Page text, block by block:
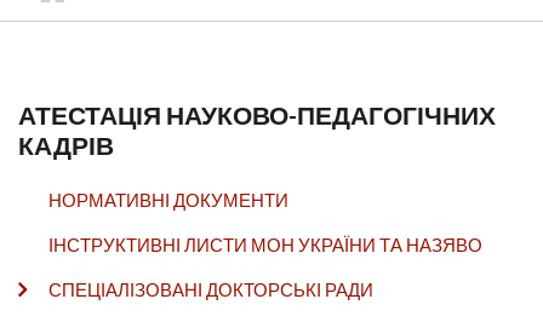
АТЕСТАЦІЯ НАУКОВО-ПЕДАГОГІЧНИХ
КАДРІВ
НОРМАТИВНІ ДОКУМЕНТИ
ІНСТРУКТИВНІ ЛИСТИ МОН УКРАЇНИ ТА НАЗЯВО
СПЕЦІАЛІЗОВАНІ ДОКТОРСЬКІ РАДИ